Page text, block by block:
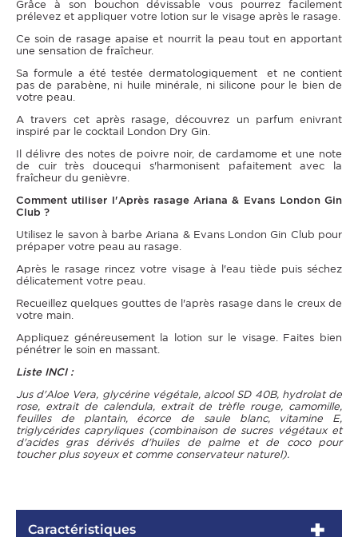
Grâce à son bouchon dévissable vous pourrez facilement
prélevez et appliquer votre lotion sur le visage après le rasage.
Ce soin de rasage apaise et nourrit la peau tout en apportant
une sensation de fraîcheur.
Sa formule a été testée dermatologiquement et ne contient
pas de parabène, ni huile minérale, ni silicone pour le bien de
votre peau.
A travers cet après rasage, découvrez un parfum enivrant
inspiré par le cocktail London Dry Gin.
Il délivre des notes de poivre noir, de cardamome et une note
de cuir très doucequi s'harmonisent pafaitement avec la
fraîcheur du genièvre.
Comment utiliser l'Après rasage Ariana & Evans London Gin
Club ?
Utilisez le savon à barbe Ariana & Evans London Gin Club pour
prépaper votre peau au rasage.
Après le rasage rincez votre visage à l'eau tiède puis séchez
délicatement votre peau.
Recueillez quelques gouttes de l'après rasage dans le creux de
votre main.
Appliquez généreusement la lotion sur le visage. Faites bien
pénétrer le soin en massant.
Liste INCI :
Jus d'Aloe Vera, glycérine végétale, alcool SD 40B, hydrolat de
rose, extrait de calendula, extrait de trèfle rouge, camomille,
feuilles de plantain, écorce de saule blanc, vitamine E,
triglycérides capryliques (combinaison de sucres végétaux et
d'acides gras dérivés d'huiles de palme et de coco pour
toucher plus soyeux et comme conservateur naturel).
Caractéristiques